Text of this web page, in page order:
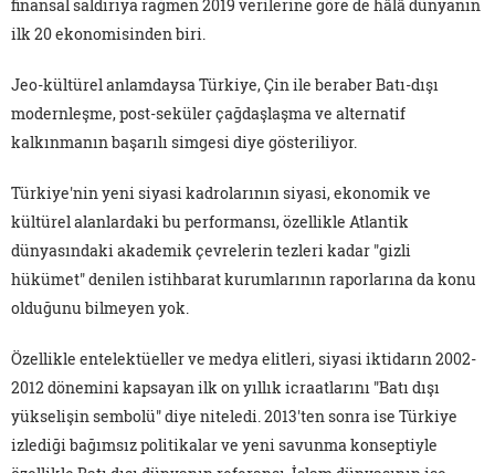
finansal saldırıya rağmen 2019 verilerine göre de hâlâ dünyanın
ilk 20 ekonomisinden biri.
Jeo-kültürel anlamdaysa Türkiye, Çin ile beraber Batı-dışı
modernleşme, post-seküler çağdaşlaşma ve alternatif
kalkınmanın başarılı simgesi diye gösteriliyor.
Türkiye'nin yeni siyasi kadrolarının siyasi, ekonomik ve
kültürel alanlardaki bu performansı, özellikle Atlantik
dünyasındaki akademik çevrelerin tezleri kadar "gizli
hükümet" denilen istihbarat kurumlarının raporlarına da konu
olduğunu bilmeyen yok.
Özellikle entelektüeller ve medya elitleri, siyasi iktidarın 2002-
2012 dönemini kapsayan ilk on yıllık icraatlarını "Batı dışı
yükselişin sembolü" diye niteledi. 2013'ten sonra ise Türkiye
izlediği bağımsız politikalar ve yeni savunma konseptiyle